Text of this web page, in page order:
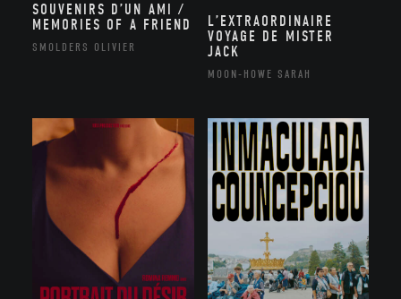
SOUVENIRS D’UN AMI /
MEMORIES OF A FRIEND
SMOLDERS OLIVIER
L’EXTRAORDINAIRE
VOYAGE DE MISTER
JACK
MOON-HOWE SARAH